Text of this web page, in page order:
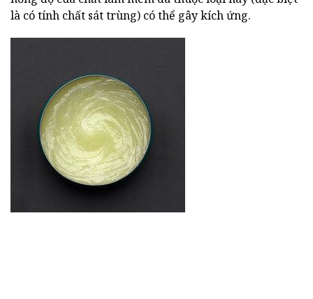
là có tính chất sát trùng) có thể gây kích ứng.